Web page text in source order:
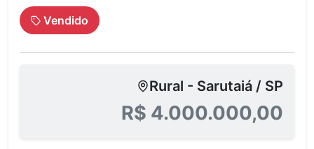
Vendido
Rural - Sarutaiá / SP
R$ 4.000.000,00